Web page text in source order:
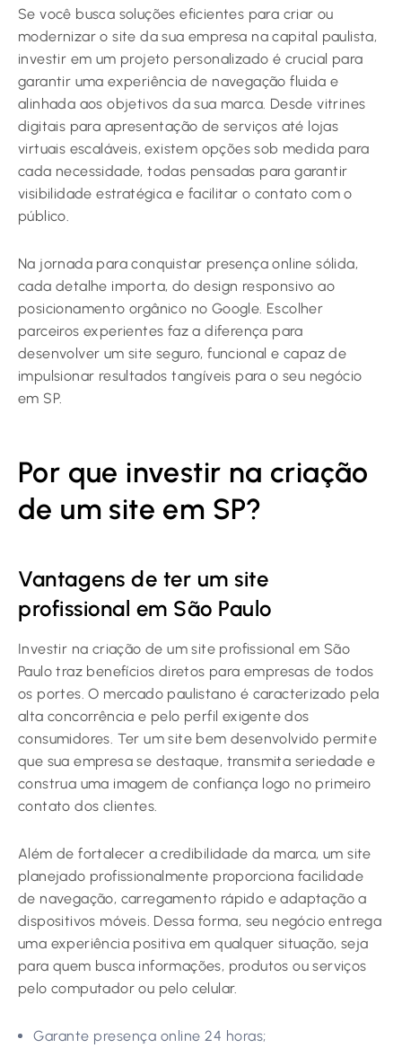
Se você busca soluções eficientes para criar ou
modernizar o site da sua empresa na capital paulista,
investir em um projeto personalizado é crucial para
garantir uma experiência de navegação fluida e
alinhada aos objetivos da sua marca. Desde vitrines
digitais para apresentação de serviços até lojas
virtuais escaláveis, existem opções sob medida para
cada necessidade, todas pensadas para garantir
visibilidade estratégica e facilitar o contato com o
público.
Na jornada para conquistar presença online sólida,
cada detalhe importa, do design responsivo ao
posicionamento orgânico no Google. Escolher
parceiros experientes faz a diferença para
desenvolver um site seguro, funcional e capaz de
impulsionar resultados tangíveis para o seu negócio
em SP.
Por que investir na criação
de um site em SP?
Vantagens de ter um site
profissional em São Paulo
Investir na criação de um site profissional em São
Paulo traz benefícios diretos para empresas de todos
os portes. O mercado paulistano é caracterizado pela
alta concorrência e pelo perfil exigente dos
consumidores. Ter um site bem desenvolvido permite
que sua empresa se destaque, transmita seriedade e
construa uma imagem de confiança logo no primeiro
contato dos clientes.
Além de fortalecer a credibilidade da marca, um site
planejado profissionalmente proporciona facilidade
de navegação, carregamento rápido e adaptação a
dispositivos móveis. Dessa forma, seu negócio entrega
uma experiência positiva em qualquer situação, seja
para quem busca informações, produtos ou serviços
pelo computador ou pelo celular.
Garante presença online 24 horas;